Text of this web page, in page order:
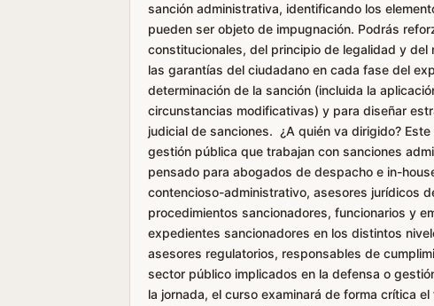
sanción administrativa, identificando los
pueden ser objeto de impugnación. Podrás
constitucionales, del principio de legalidad y
las garantías del ciudadano en cada fase del
determinación de la sanción (incluida la
circunstancias modificativas) y para diseñar
judicial de sanciones. ¿A quién va dirigido?
gestión pública que trabajan con sanciones
pensado para abogados de despacho e in-
contencioso-administrativo, asesores jurídicos
procedimientos sancionadores, funcionarios y
expedientes sancionadores en los distintos
asesores regulatorios, responsables de
sector público implicados en la defensa o
la jornada, el curso examinará de forma crítica